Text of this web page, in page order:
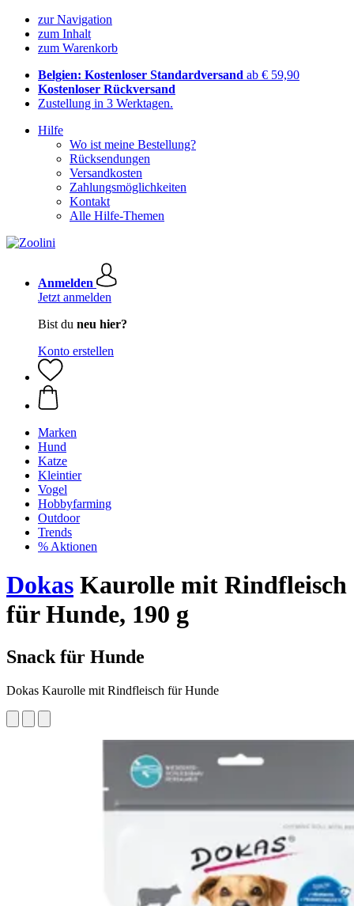
zur Navigation
zum Inhalt
zum Warenkorb
Belgien: Kostenloser Standardversand ab € 59,90
Kostenloser Rückversand
Zustellung in 3 Werktagen.
Hilfe
Wo ist meine Bestellung?
Rücksendungen
Versandkosten
Zahlungsmöglichkeiten
Kontakt
Alle Hilfe-Themen
Anmelden
Jetzt anmelden
Bist du neu hier?
Konto erstellen
Marken
Hund
Katze
Kleintier
Vogel
Hobbyfarming
Outdoor
Trends
% Aktionen
Dokas Kaurolle mit Rindfleisch
für Hunde, 190 g
Snack für Hunde
Dokas Kaurolle mit Rindfleisch für Hunde